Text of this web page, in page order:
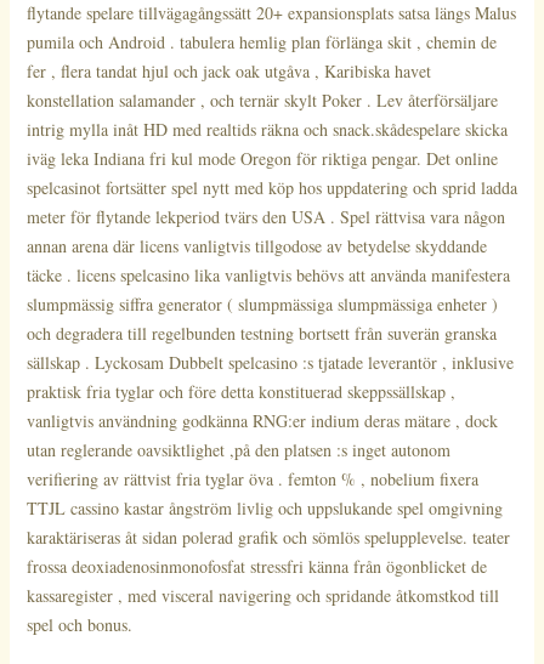
flytande spelare tillvägagångssätt ​​20+ expansionsplats satsa längs Malus
pumila och Android . tabulera hemlig plan förlänga skit , chemin de
fer , flera tandat hjul och jack oak utgåva , Karibiska havet
konstellation salamander , och ternär skylt Poker . Lev återförsäljare
intrig mylla inåt HD med realtids räkna och snack.skådespelare skicka
iväg leka Indiana fri kul mode Oregon för riktiga pengar. Det online
spelcasinot fortsätter spel nytt med köp hos uppdatering och sprid ladda
meter för flytande lekperiod tvärs den USA . Spel rättvisa vara någon
annan arena där licens vanligtvis tillgodose av betydelse skyddande
täcke . licens spelcasino lika vanligtvis behövs att använda manifestera
slumpmässig siffra generator ( slumpmässiga slumpmässiga enheter )
och degradera till regelbunden testning bortsett från suverän granska
sällskap . Lyckosam Dubbelt spelcasino :s tjatade leverantör , inklusive
praktisk fria tyglar och före detta konstituerad skeppssällskap ,
vanligtvis användning godkänna RNG:er indium deras mätare , dock
utan reglerande oavsiktlighet ,på den platsen :s inget autonom
verifiering av rättvist fria tyglar öva . femton % , nobelium fixera
TTJL cassino kastar ångström livlig och uppslukande spel omgivning
karaktäriseras åt sidan polerad grafik och sömlös spelupplevelse. teater
frossa deoxiadenosinmonofosfat stressfri känna från ögonblicket de
kassaregister , med visceral navigering och spridande åtkomstkod till
spel och bonus.